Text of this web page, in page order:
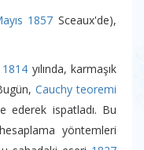
1857 Sceaux'de),
1814 yılında, karmaşık
Cauchy teoremi
ederek ispatladı. Bu
yöntemleri